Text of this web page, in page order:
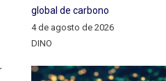
global de carbono
4 de agosto de 2026
DINO